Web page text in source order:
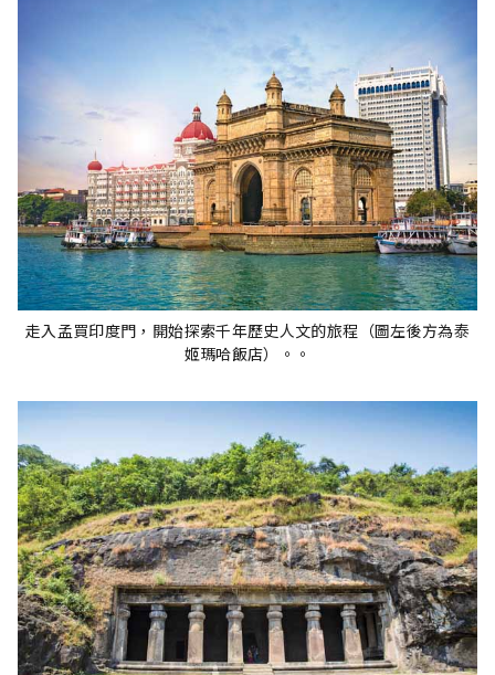
走入孟買印度門，開始探索千年歷史人文的旅程（圖左後方為泰
姬瑪哈飯店）。。